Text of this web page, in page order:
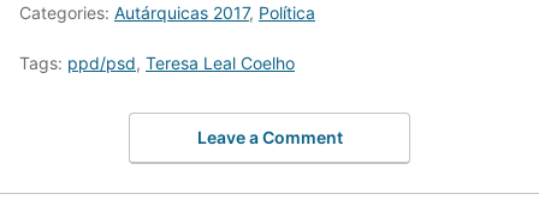
Categories: Autárquicas 2017, Política
Tags: ppd/psd, Teresa Leal Coelho
Leave a Comment